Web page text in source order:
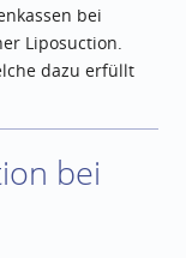
bei
Liposuction.
dazu erfüllt
bei